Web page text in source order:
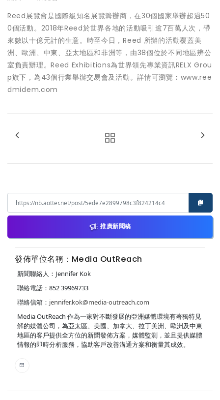
Reed展覽會是國際級知名展覽籌辦商，在30個國家舉辦超過50
0個活動。2018年Reed於世界各地的活動吸引逾7百萬人次，帶
來數以十億元計的生意。時至今日，Reed 所辦的活動覆蓋美
洲、歐洲、中東、亞太地區和非洲等，由38個位於不同地區辨公
室負責辦理。Reed Exhibitions為世界領先專業資訊RELX Grou
p旗下，為43個行業舉辦交易會及活動。詳情可瀏覽︰www.ree
dmidem.com
推廣新聞稿
發佈單位名稱：Media OutReach
新聞聯絡人：Jennifer Kok
聯絡電話：852 39969733
聯絡信箱： jennifer.kok@media-outreach.com
Media OutReach 作為一家對不斷發展的亞洲媒體環境有著獨特見
解的媒體公司，為亞太區、美國、加拿大、拉丁美洲、歐洲及中東
地區的客戶提供全方位的新聞發佈方案，媒體監測，並且提供媒體
情報的即時分析服務，協助客戶改善溝通方案和衡量其成效。